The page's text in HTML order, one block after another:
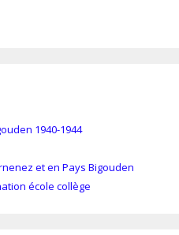
1940-1944
et en Pays Bigouden
école collège